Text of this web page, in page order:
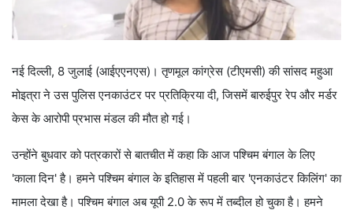
नई दिल्ली, 8 जुलाई (आईएएनएस)। तृणमूल कांग्रेस (टीएमसी) की सांसद महुआ
मोइत्रा ने उस पुलिस एनकाउंटर पर प्रतिक्रिया दी, जिसमें बारुईपुर रेप और मर्डर
केस के आरोपी प्रभास मंडल की मौत हो गई।
उन्होंने बुधवार को पत्रकारों से बातचीत में कहा कि आज पश्चिम बंगाल के लिए
'काला दिन' है। हमने पश्चिम बंगाल के इतिहास में पहली बार 'एनकाउंटर किलिंग' का
मामला देखा है। पश्चिम बंगाल अब यूपी 2.0 के रूप में तब्दील हो चुका है। हमने